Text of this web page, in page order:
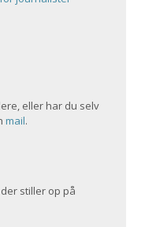
eller har du selv
mail.
stiller op på